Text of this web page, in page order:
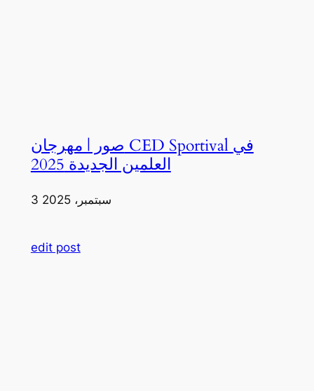
صور | مهرجان CED Sportival في
العلمين الجديدة 2025
3 سبتمبر، 2025
edit post